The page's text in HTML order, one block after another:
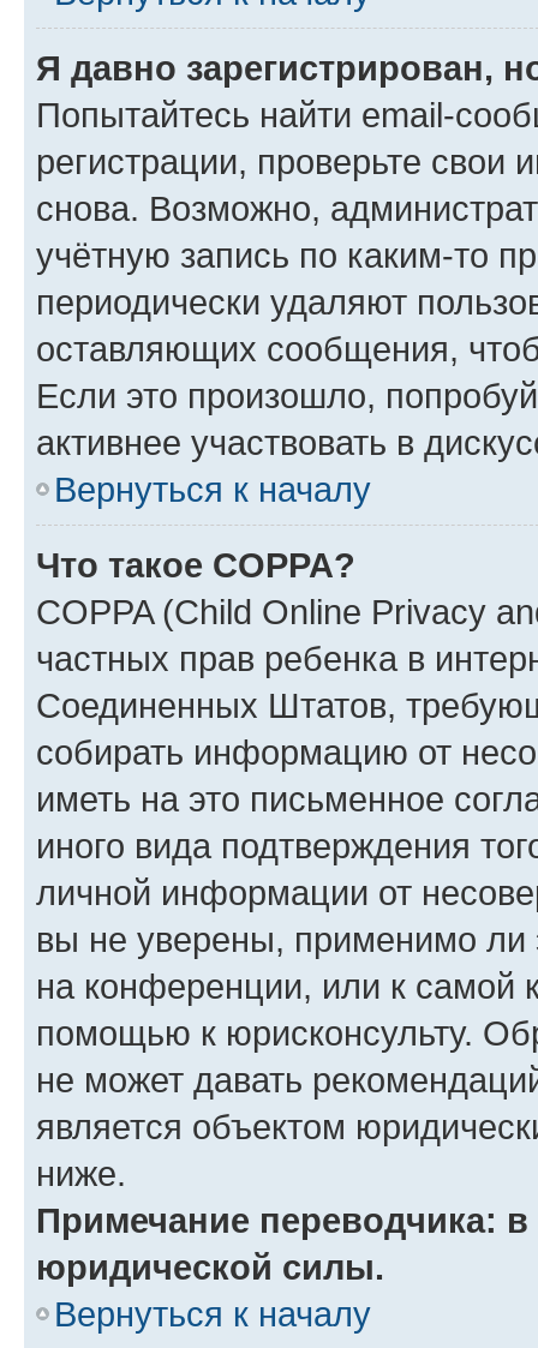
Я давно зарегистрирован,
Попытайтесь найти email-
регистрации, проверьте свои
снова. Возможно,
учётную запись по каким-то
периодически удаляют
оставляющих сообщения,
Если это произошло,
активнее участвовать в
Вернуться к началу
Что такое COPPA?
COPPA (Child Online Privacy
частных прав ребенка в
Соединенных Штатов,
собирать информацию от
иметь на это письменное
иного вида подтверждения
личной информации от
вы не уверены, применимо ли
на конференции, или к самой
помощью к юрисконсульту.
не может давать
является объектом
ниже.
Примечание переводчика:
юридической силы.
Вернуться к началу